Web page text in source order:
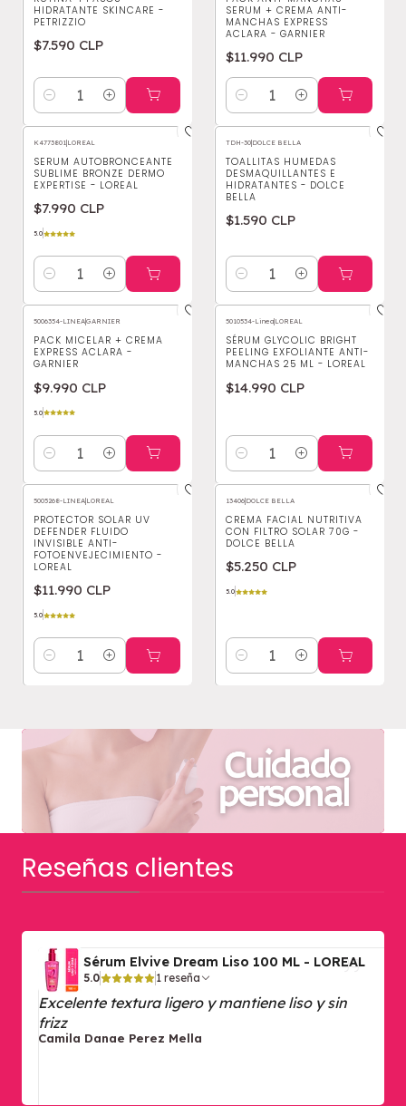
HIDRATANTE SKINCARE -
PETRIZZIO
$7.590 CLP
Cantidad
SERUM + CREMA ANTI-
MANCHAS EXPRESS
ACLARA - GARNIER
$11.990 CLP
Cantidad
K4773801|LOREAL
SERUM AUTOBRONCEANTE
SUBLIME BRONZE DERMO
EXPERTISE - LOREAL
$7.990 CLP
5.0
Cantidad
TDH-30|DOLCE BELLA
TOALLITAS HUMEDAS
DESMAQUILLANTES E
HIDRATANTES - DOLCE
BELLA
$1.590 CLP
Cantidad
5006354-LINEA|GARNIER
PACK MICELAR + CREMA
EXPRESS ACLARA -
GARNIER
$9.990 CLP
5.0
Cantidad
5010534-Linea|LOREAL
SÉRUM GLYCOLIC BRIGHT
PEELING EXFOLIANTE ANTI-
MANCHAS 25 ML - LOREAL
$14.990 CLP
Cantidad
5005268-LINEA|LOREAL
PROTECTOR SOLAR UV
DEFENDER FLUIDO
INVISIBLE ANTI-
FOTOENVEJECIMIENTO -
LOREAL
$11.990 CLP
5.0
Cantidad
13406|DOLCE BELLA
CREMA FACIAL NUTRITIVA
CON FILTRO SOLAR 70G -
DOLCE BELLA
$5.250 CLP
5.0
Cantidad
Reseñas clientes
Sérum Elvive Dream Liso 100 ML - LOREAL
5.0 1 reseña
Excelente textura ligero y mantiene liso y sin
frizz
Camila Danae Perez Mella